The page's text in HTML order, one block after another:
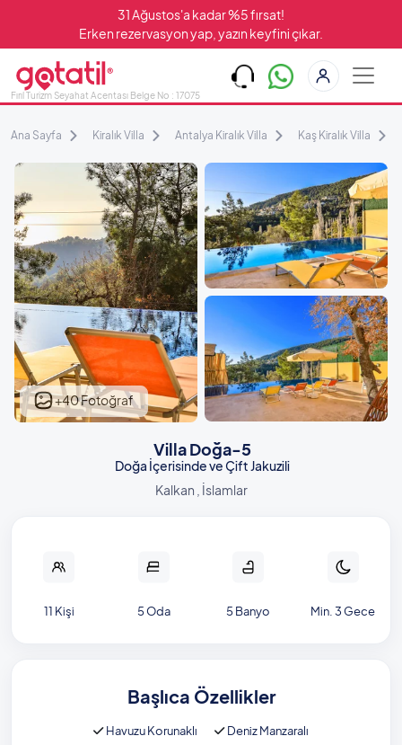
31 Ağustos'a kadar %5 fırsat!
Erken rezervasyon yap, yazın keyfini çıkar.
Fırıl Turizm Seyahat Acentası Belge No : 17075
Ana Sayfa Kiralık Villa Antalya Kiralık Villa Kaş Kiralık Villa
Villa Doğa-5
Doğa İçerisinde ve Çift Jakuzili
Kalkan , İslamlar
+40 Fotoğraf
11 Kişi 5 Oda 5 Banyo Min. 3 Gece
Başlıca Özellikler
Havuzu Korunaklı
Deniz Manzaralı